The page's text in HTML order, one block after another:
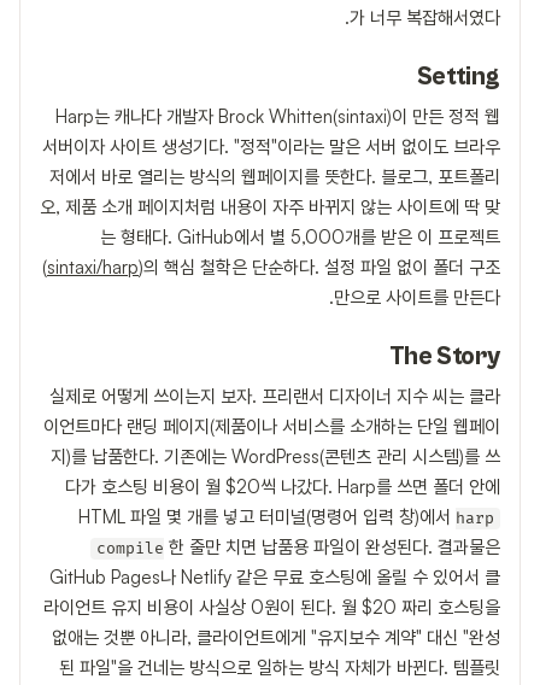
가 너무 복잡해서였다.
Setting
Harp는 캐나다 개발자 Brock Whitten(sintaxi)이 만든 정적 웹
서버이자 사이트 생성기다. "정적"이라는 말은 서버 없이도 브라우
저에서 바로 열리는 방식의 웹페이지를 뜻한다. 블로그, 포트폴리
오, 제품 소개 페이지처럼 내용이 자주 바뀌지 않는 사이트에 딱 맞
는 형태다. GitHub에서 별 5,000개를 받은 이 프로젝트
(sintaxi/harp)의 핵심 철학은 단순하다. 설정 파일 없이 폴더 구조
만으로 사이트를 만든다.
The Story
실제로 어떻게 쓰이는지 보자. 프리랜서 디자이너 지수 씨는 클라
이언트마다 랜딩 페이지(제품이나 서비스를 소개하는 단일 웹페이
지)를 납품한다. 기존에는 WordPress(콘텐츠 관리 시스템)를 쓰
다가 호스팅 비용이 월 $20씩 나갔다. Harp를 쓰면 폴더 안에
HTML 파일 몇 개를 넣고 터미널(명령어 입력 창)에서 harp
compile 한 줄만 치면 납품용 파일이 완성된다. 결과물은
GitHub Pages나 Netlify 같은 무료 호스팅에 올릴 수 있어서 클
라이언트 유지 비용이 사실상 0원이 된다. 월 $20 짜리 호스팅을
없애는 것뿐 아니라, 클라이언트에게 "유지보수 계약" 대신 "완성
된 파일"을 건네는 방식으로 일하는 방식 자체가 바뀐다. 템플릿